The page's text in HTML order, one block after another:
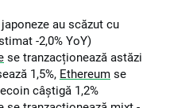
au scăzut cu
-2,0% YoY)
se tranzacționează astăzi
1,5%, Ethereum se
câștigă 1,2%